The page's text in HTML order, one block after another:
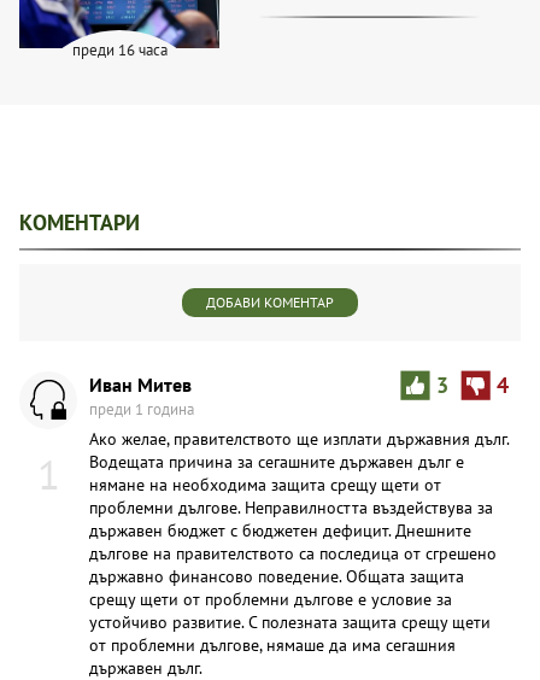
преди 16 часа
КОМЕНТАРИ
ДОБАВИ КОМЕНТАР
1
3 4
Иван Митев
преди 1 година
Ако желае, правителството ще изплати държавния дълг.
Водещата причина за сегашните държавен дълг е
нямане на необходима защита срещу щети от
проблемни дългове. Неправилността въздействува за
държавен бюджет с бюджетен дефицит. Днешните
дългове на правителството са последица от сгрешено
държавно финансово поведение. Общата защита
срещу щети от проблемни дългове е условие за
устойчиво развитие. С полезната защита срещу щети
от проблемни дългове, нямаше да има сегашния
държавен дълг.